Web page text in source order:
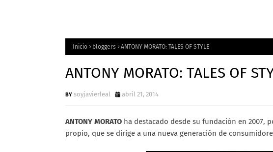
Inicio bloggers ANTONY MORATO: TALES OF STYLE
ANTONY MORATO: TALES OF
soyjavierleal abril 21, 2014
ANTONY MORATO ha destacado desde su fundación en 2007,
propio, que se dirige a una nueva generación de